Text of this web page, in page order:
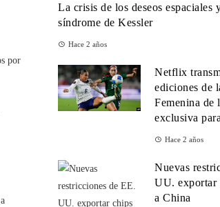
por
La crisis de los deseos espaciales
síndrome de Kessler
Hace 2 años
Netflix
ediciones de
Femenina de
exclusiva
Hace 2 años
Nuevas
UU. exportar
a China